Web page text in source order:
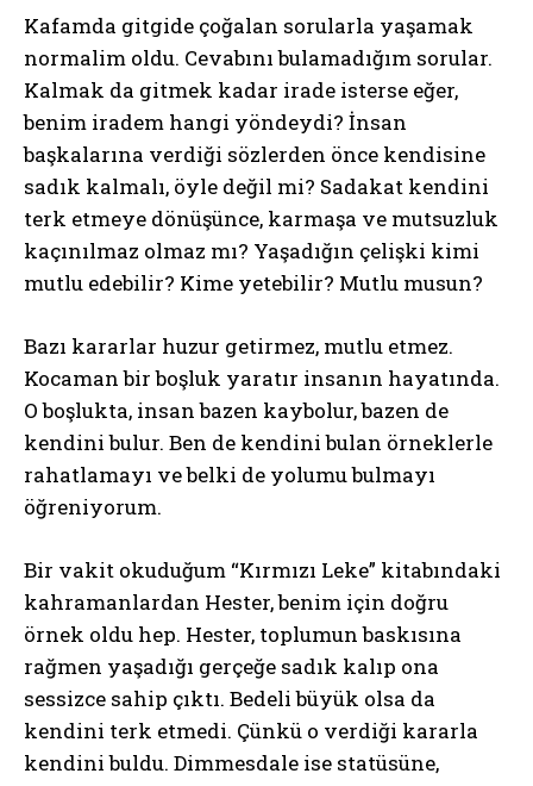
Kafamda gitgide çoğalan sorularla yaşamak
normalim oldu. Cevabını bulamadığım sorular.
Kalmak da gitmek kadar irade isterse eğer,
benim iradem hangi yöndeydi? İnsan
başkalarına verdiği sözlerden önce kendisine
sadık kalmalı, öyle değil mi? Sadakat kendini
terk etmeye dönüşünce, karmaşa ve mutsuzluk
kaçınılmaz olmaz mı? Yaşadığın çelişki kimi
mutlu edebilir? Kime yetebilir? Mutlu musun?
Bazı kararlar huzur getirmez, mutlu etmez.
Kocaman bir boşluk yaratır insanın hayatında.
O boşlukta, insan bazen kaybolur, bazen de
kendini bulur. Ben de kendini bulan örneklerle
rahatlamayı ve belki de yolumu bulmayı
öğreniyorum.
Bir vakit okuduğum “Kırmızı Leke” kitabındaki
kahramanlardan Hester, benim için doğru
örnek oldu hep. Hester, toplumun baskısına
rağmen yaşadığı gerçeğe sadık kalıp ona
sessizce sahip çıktı. Bedeli büyük olsa da
kendini terk etmedi. Çünkü o verdiği kararla
kendini buldu. Dimmesdale ise statüsüne,